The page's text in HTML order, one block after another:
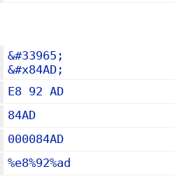
&#33965;
&#x84AD;
E8 92 AD
84AD
000084AD
%e8%92%ad